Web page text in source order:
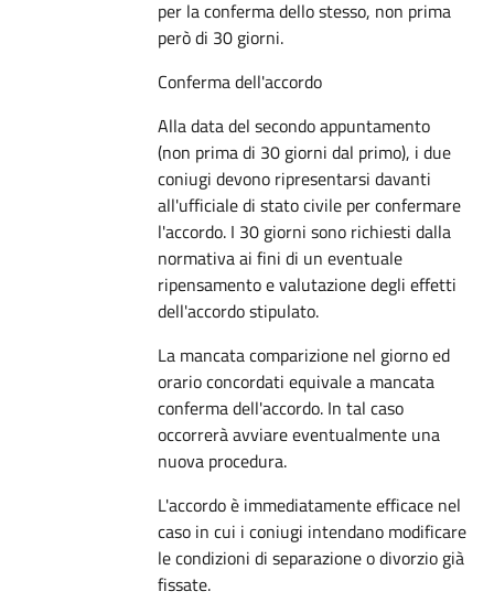
per la conferma dello stesso, non prima
però di 30 giorni.
Conferma dell'accordo
Alla data del secondo appuntamento
(non prima di 30 giorni dal primo), i due
coniugi devono ripresentarsi davanti
all'ufficiale di stato civile per confermare
l'accordo. I 30 giorni sono richiesti dalla
normativa ai fini di un eventuale
ripensamento e valutazione degli effetti
dell'accordo stipulato.
La mancata comparizione nel giorno ed
orario concordati equivale a mancata
conferma dell'accordo. In tal caso
occorrerà avviare eventualmente una
nuova procedura.
L'accordo è immediatamente efficace nel
caso in cui i coniugi intendano modificare
le condizioni di separazione o divorzio già
fissate.